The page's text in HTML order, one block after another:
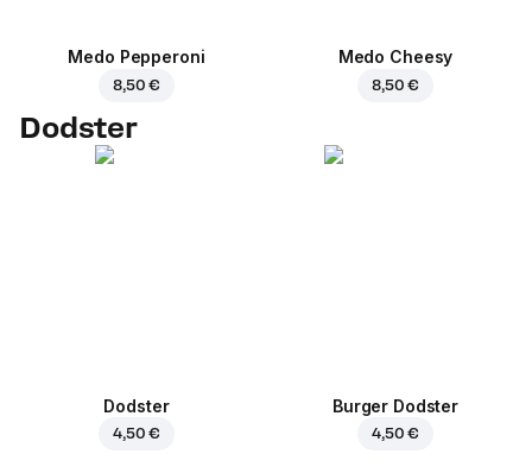
Medo Pepperoni
8,50 €
Medo Cheesy
8,50 €
Dodster
Dodster
4,50 €
Burger Dodster
4,50 €